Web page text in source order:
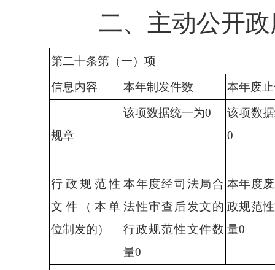
二、主动公开政
第二十条第（一）项
信息内容
本年制发件数 本年废
规章
该项数据统一为0
该项数
0
行政 规范性
文件（本单
位制发的）
本年度经司法局合
法性审查后发文的
行政规范性文件数
量0
本年度
政规范
量0